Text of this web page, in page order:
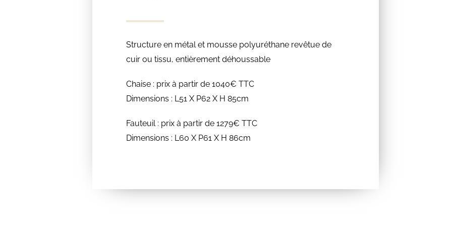
Structure en métal et mousse polyuréthane revêtue de
cuir ou tissu, entièrement déhoussable
Chaise : prix à partir de 1040€ TTC
Dimensions : L51 X P62 X H 85cm
Fauteuil : prix à partir de 1279€ TTC
Dimensions : L60 X P61 X H 86cm